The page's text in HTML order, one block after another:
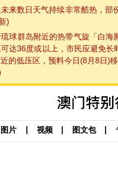
来数日天气持续非常酷热，
)
球群岛附近的热带气旋「白
达36度或以上，市民应避免
的低压区，预料今日(8月8日)
图片 视频 图文包